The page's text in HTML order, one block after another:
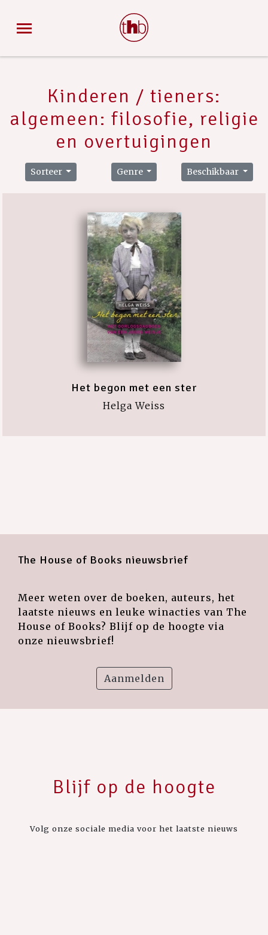
Kinderen / tieners:
algemeen: filosofie, religie
en overtuigingen
Sorteer Genre Beschikbaar
Het begon met een ster
Helga Weiss
The House of Books nieuwsbrief
Meer weten over de boeken, auteurs, het
laatste nieuws en leuke winacties van The
House of Books? Blijf op de hoogte via
onze nieuwsbrief!
Aanmelden
Blijf op de hoogte
Volg onze sociale media voor het laatste nieuws